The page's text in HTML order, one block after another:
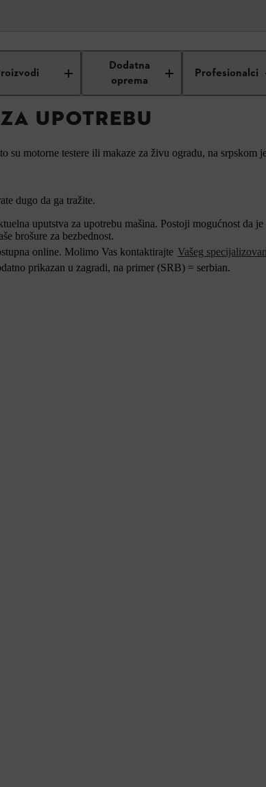
Dodatna
oprema
Profesionalci
za upotrebu
UPOTREBU
su motorne testere ili makaze za živu ogradu, na srpskom
dugo da ga tražite.
uputstva za upotrebu mašina. Postoji mogućnost da
brošure za bezbednost.
online. Molimo Vas kontaktirajte Vašeg
prikazan u zagradi, na primer (SRB) = serbian.